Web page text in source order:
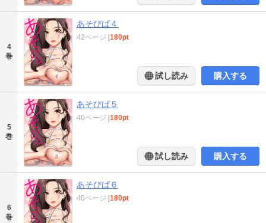
4
巻
あそびば４
42ページ 180pt
試し読み 購入する
5
巻
あそびば５
40ページ 180pt
試し読み 購入する
6
巻
あそびば６
40ページ 180pt